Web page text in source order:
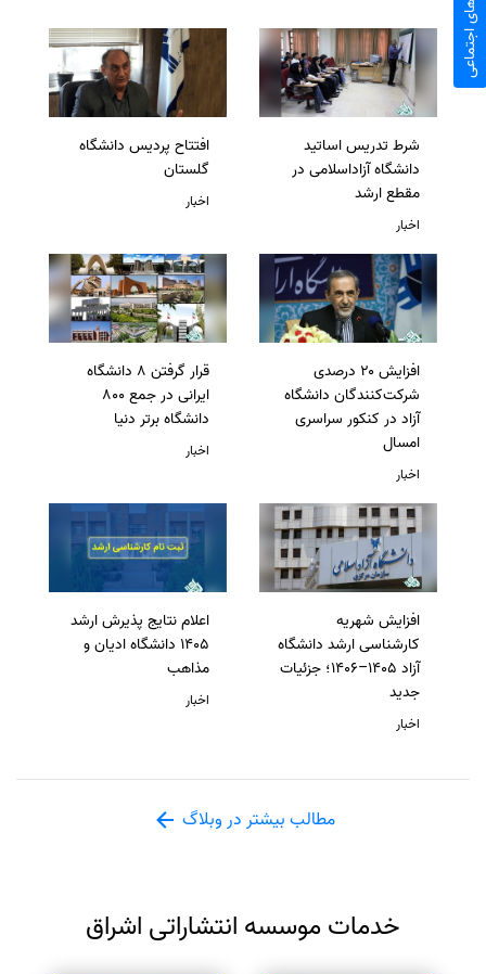
شرط تدریس اساتید
دانشگاه آزاداسلامی در
مقطع ارشد
اخبار
افتتاح پردیس دانشگاه
گلستان
اخبار
افزایش ۲۰ درصدی
شرکت‌کنندگان دانشگاه
آزاد در کنکور سراسری
امسال
اخبار
قرار گرفتن 8 دانشگاه
ایرانی در جمع 800
دانشگاه برتر دنیا
اخبار
افزایش شهریه
کارشناسی ارشد دانشگاه
آزاد 1405–1406؛ جزئیات
جدید
اخبار
اعلام نتایج پذیرش ارشد
1405 دانشگاه ادیان و
مذاهب
اخبار
مطالب بیشتر در وبلاگ
خدمات موسسه انتشاراتی اشراق